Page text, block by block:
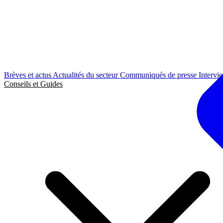
Brèves et actus Actualités du secteurCommuniqués de presse
Conseils et Guides